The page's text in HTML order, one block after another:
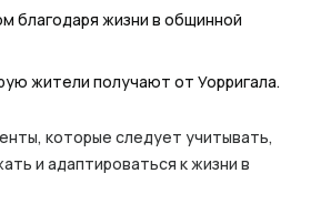
благодаря жизни в общинной
жители получают от Уорригала.
которые следует учитывать,
и адаптироваться к жизни в